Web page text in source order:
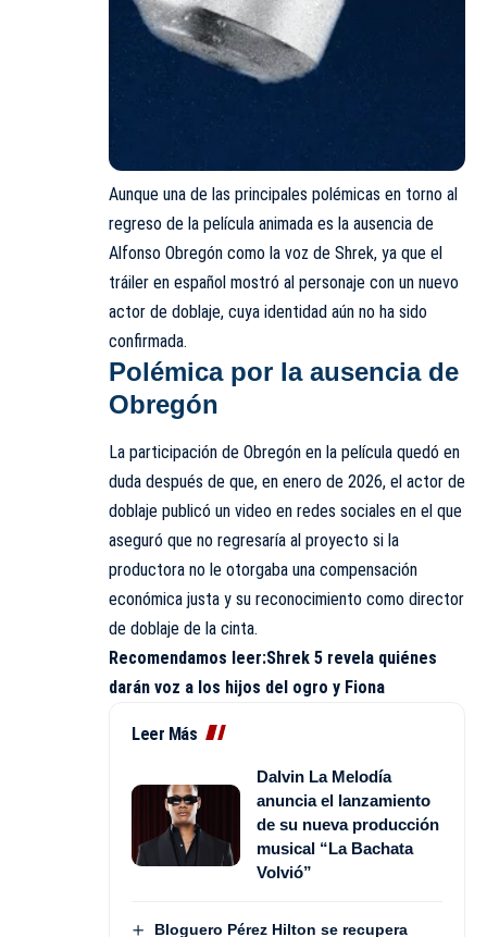
Aunque una de las principales polémicas en torno al
regreso de la película animada es la ausencia de
Alfonso Obregón como la voz de Shrek, ya que el
tráiler en español mostró al personaje con un nuevo
actor de doblaje, cuya identidad aún no ha sido
confirmada.
Polémica por la ausencia de
Obregón
La participación de Obregón en la película quedó en
duda después de que, en enero de 2026, el actor de
doblaje publicó un video en redes sociales en el que
aseguró que no regresaría al proyecto si la
productora no le otorgaba una compensación
económica justa y su reconocimiento como director
de doblaje de la cinta.
Recomendamos leer:Shrek 5 revela quiénes
darán voz a los hijos del ogro y Fiona
Leer Más
Dalvin La Melodía
anuncia el lanzamiento
de su nueva producción
musical “La Bachata
Volvió”
Bloguero Pérez Hilton se recupera